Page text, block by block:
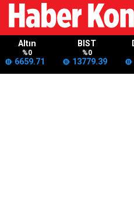
Altın
%0
6659.71
BIST
%0
13779.39